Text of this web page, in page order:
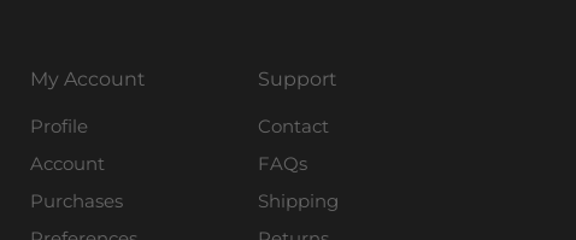
My Account
Profile
Account
Purchases
Support
Contact
FAQs
Shipping